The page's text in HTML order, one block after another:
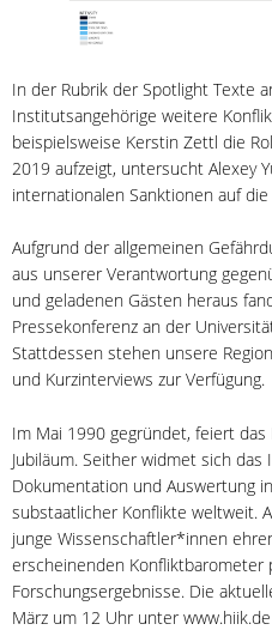
In der Rubrik der Spotlight Texte
Institutsangehörige weitere
beispielsweise Kerstin Zettl die
2019 aufzeigt, untersucht Alexey
internationalen Sanktionen auf
Aufgrund der allgemeinen
aus unserer Verantwortung
und geladenen Gästen heraus
Pressekonferenz an der
Stattdessen stehen unsere
und Kurzinterviews zur Verfügung.
Im Mai 1990 gegründet, feiert das
Jubiläum. Seither widmet sich
Dokumentation und Auswertung
substaatlicher Konflikte weltweit.
junge Wissenschaftler*innen
erscheinenden Konfliktbarometer
Forschungsergebnisse. Die
März um 12 Uhr unter